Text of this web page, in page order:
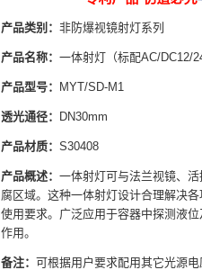
产品类别： 非防爆视镜射灯系列
产品名称： 一体射灯（标配AC/DC12/
产品型号： MYT/SD-M1
透光通径： DN30mm
产品材质： S30408
产品概述： 一体射灯可与法兰视镜、
腐区域。这种一体射灯设计合理解决
使用要求。广泛应用于容器中探测液
作用。
备注： 可根据用户要求配用其它光源